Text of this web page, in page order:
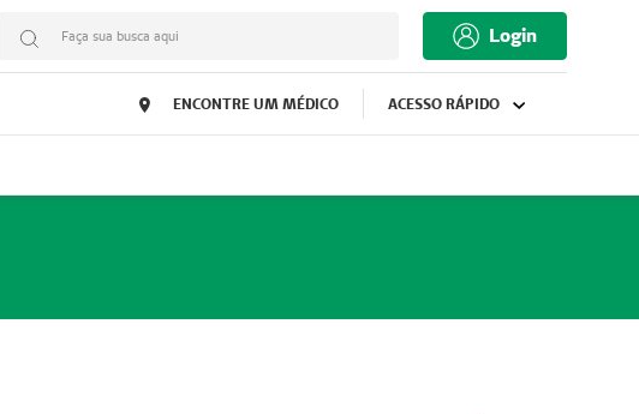
Faça sua busca aqui Login
ENCONTRE UM MÉDICO ACESSO RÁPIDO